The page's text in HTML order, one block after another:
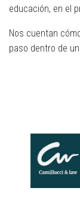
educación, en el
Nos cuentan
paso dentro de